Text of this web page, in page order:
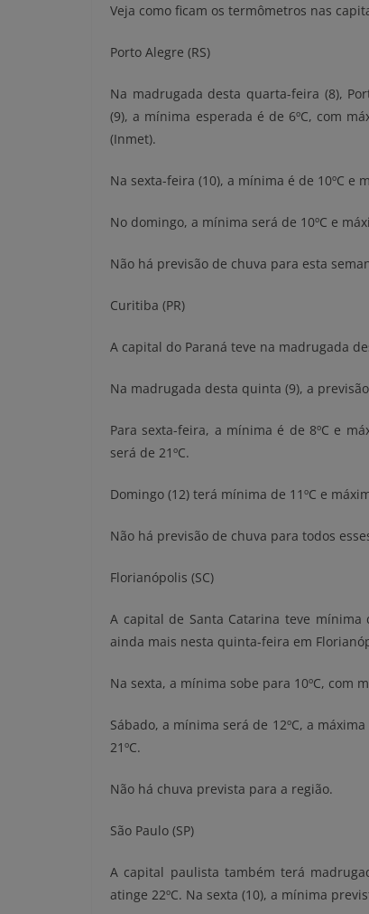
Veja como ficam os termômetros nas
Porto Alegre (RS)
Na madrugada desta quarta-feira (8),
(9), a mínima esperada é de 6ºC, com
(Inmet).
Na sexta-feira (10), a mínima é de 10ºC e
No domingo, a mínima será de 10ºC e
Não há previsão de chuva para esta
Curitiba (PR)
A capital do Paraná teve na madrugada
Na madrugada desta quinta (9), a
Para sexta-feira, a mínima é de 8ºC e
será de 21ºC.
Domingo (12) terá mínima de 11ºC e
Não há previsão de chuva para todos
Florianópolis (SC)
A capital de Santa Catarina teve mínima
ainda mais nesta quinta-feira em
Na sexta, a mínima sobe para 10ºC, com
Sábado, a mínima será de 12ºC, a
21ºC.
Não há chuva prevista para a região.
São Paulo (SP)
A capital paulista também terá
atinge 22ºC. Na sexta (10), a mínima